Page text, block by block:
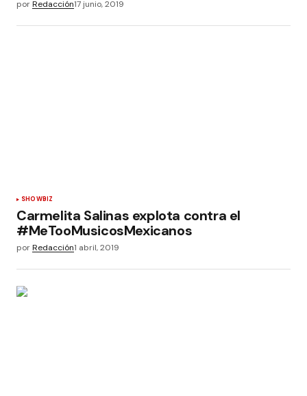
porRedacción17 junio, 2019
SHOWBIZ
Carmelita Salinas explota contra el
#MeTooMusicosMexicanos
porRedacción1 abril, 2019